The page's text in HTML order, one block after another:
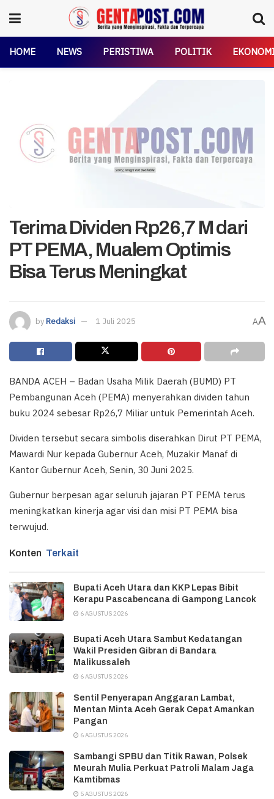
HOME NEWS PERISTIWA POLITIK
Terima Dividen Rp26,7 M dari
PT PEMA, Mualem Optimis
Bisa Terus Meningkat
byRedaksi 1 Juli 2025 AA
BANDA ACEH – Badan Usaha Milik Daerah (BUMD) PT
Pembangunan Aceh (PEMA) menyerahkan dividen tahun
buku 2024 sebesar Rp26,7 Miliar untuk Pemerintah Aceh.
Dividen tersebut secara simbolis diserahkan Dirut PT PEMA,
Mawardi Nur kepada Gubernur Aceh, Muzakir Manaf di
Kantor Gubernur Aceh, Senin, 30 Juni 2025.
Gubernur berpesan agar seluruh jajaran PT PEMA terus
meningkatkan kinerja agar visi dan misi PT PEMA bisa
terwujud.
Konten Terkait
Bupati Aceh Utara dan KKP Lepas Bibit
Kerapu Pascabencana di Gampong Lancok
6 AGUSTUS 2026
Bupati Aceh Utara Sambut Kedatangan
Wakil Presiden Gibran di Bandara
Malikussaleh
6 AGUSTUS 2026
Sentil Penyerapan Anggaran Lambat,
Mentan Minta Aceh Gerak Cepat Amankan
Pangan
6 AGUSTUS 2026
Sambangi SPBU dan Titik Rawan, Polsek
Meurah Mulia Perkuat Patroli Malam Jaga
Kamtibmas
5 AGUSTUS 2026